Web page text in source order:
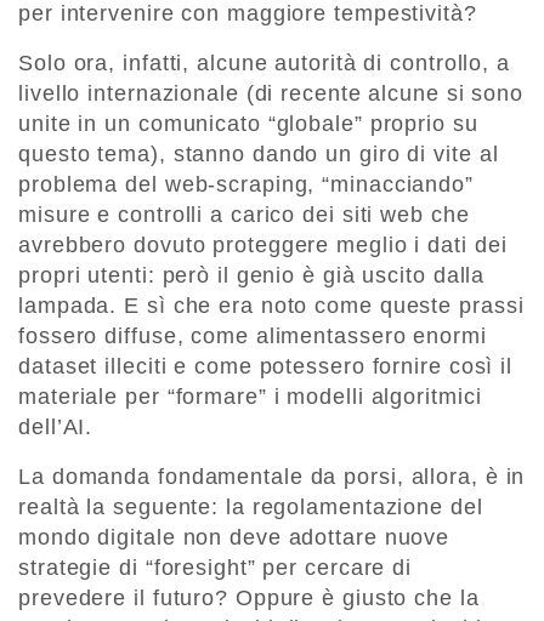
per intervenire con maggiore tempestività?
Solo ora, infatti, alcune autorità di controllo, a
livello internazionale (di recente alcune si sono
unite in un comunicato “globale” proprio su
questo tema), stanno dando un giro di vite al
problema del web-scraping, “minacciando”
misure e controlli a carico dei siti web che
avrebbero dovuto proteggere meglio i dati dei
propri utenti: però il genio è già uscito dalla
lampada. E sì che era noto come queste prassi
fossero diffuse, come alimentassero enormi
dataset illeciti e come potessero fornire così il
materiale per “formare” i modelli algoritmici
dell’AI.
La domanda fondamentale da porsi, allora, è in
realtà la seguente: la regolamentazione del
mondo digitale non deve adottare nuove
strategie di “foresight” per cercare di
prevedere il futuro? Oppure è giusto che la